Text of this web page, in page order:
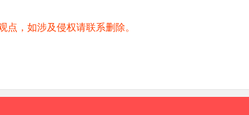
，如涉及侵权请联系删除。